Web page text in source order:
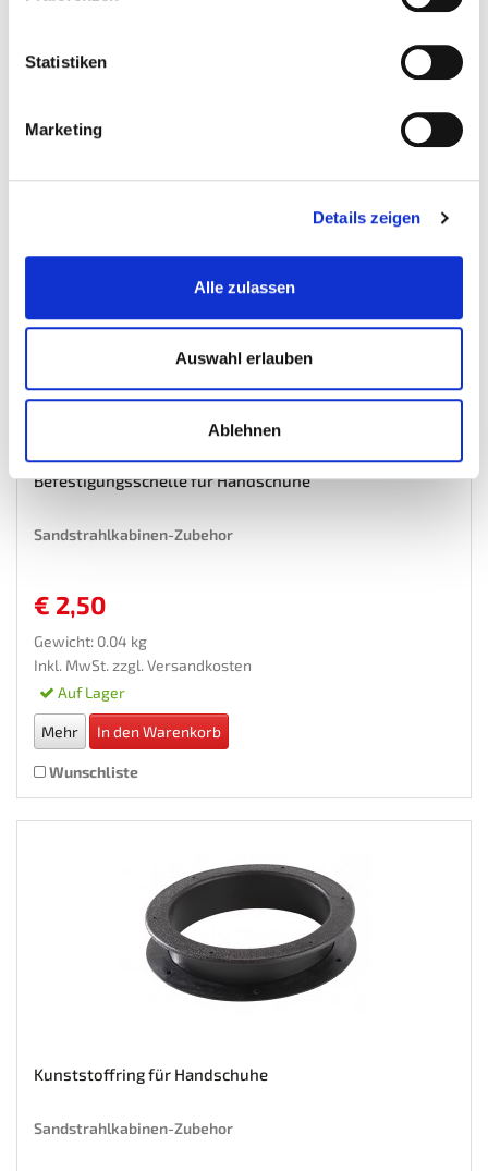
Statistiken
Marketing
Details zeigen
Alle zulassen
Auswahl erlauben
Ablehnen
€ 14,75
Inkl. MwSt. zzgl.
Mehr In den Warenkorb
Wunschliste
Befestigungsschelle für Handschuhe
Sandstrahlkabinen-Zubehor
€ 2,50
Gewicht: 0.04 kg
Inkl. MwSt. zzgl. Versandkosten
Auf Lager
Mehr In den Warenkorb
Wunschliste
Kunststoffring für Handschuhe
Sandstrahlkabinen-Zubehor